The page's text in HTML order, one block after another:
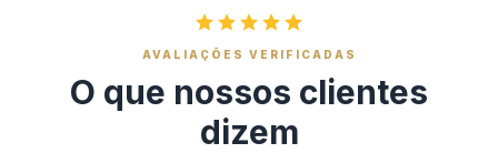
AVALIAÇÕES VERIFICADAS
O que nossos clientes
dizem